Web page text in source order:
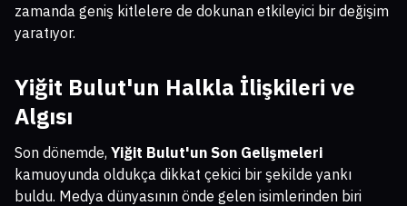
zamanda geniş kitlelere de dokunan etkileyici bir değişim
yaratıyor.
Yiğit Bulut'un Halkla İlişkileri ve
Algısı
Son dönemde, Yiğit Bulut'un Son Gelişmeleri
kamuoyunda oldukça dikkat çekici bir şekilde yankı
buldu. Medya dünyasının önde gelen isimlerinden biri